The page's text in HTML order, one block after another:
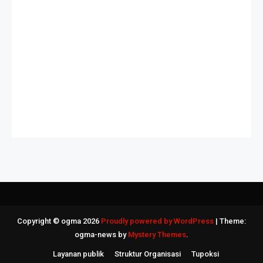
Copyright © ogma 2026 Proudly powered by WordPress | Theme:
ogma-news by Mystery Themes.
Layanan publik Struktur Organisasi Tupoksi